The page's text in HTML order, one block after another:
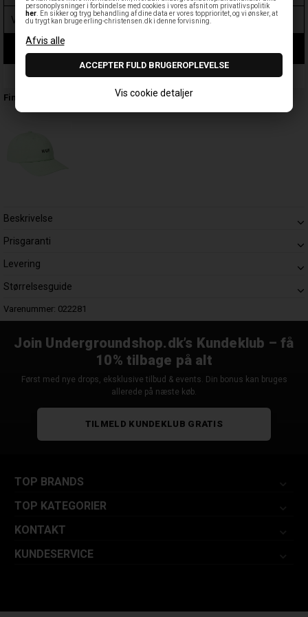
personoplysninger i forbindelse med cookies i vores afsnit om privatlivspolitik
her . En sikker og tryg behandling af dine data er vores topprioritet, og vi ønsker, at
du trygt kan bruge erling-christensen.dk i denne forvisning.
Vis cookie detaljer
Leveringstid: 1-3 hverdage
Findes også:
Beskrivelse
Prisgaranti
Levering
Størrelsesguide
Varenummer: 022281
Join Undergroundshop.dk’s Kundeklub – få
10% tilbage på alt
Først med nye drops, eksklusive tilbud & events. Din bonus kan bruges
allerede på næste køb.
TILMELD KUNDEKLUB GRATIS
TOP BRANDS
TOP KATEGORIER
KONTAKT
KUNDESERVICE